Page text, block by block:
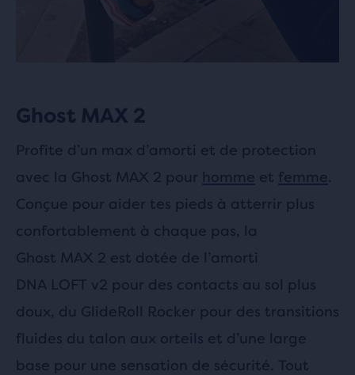
Ghost MAX 2
Profite d’un max d’amorti et de protection
avec la Ghost MAX 2 pour homme et femme.
Conçue pour aider tes pieds à atterrir plus
confortablement à chaque pas, la
Ghost MAX 2 est dotée de l’amorti
DNA LOFT v2 pour des contacts au sol plus
doux, du GlideRoll Rocker pour des transitions
fluides du talon aux orteils et d’une large
base pour une sensation de sécurité. Tout